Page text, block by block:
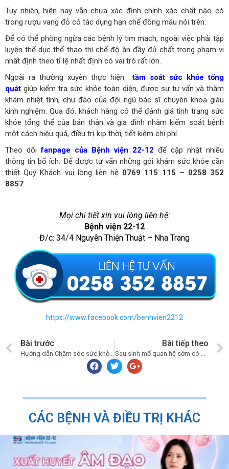
Tuy nhiên, hiện nay vẫn chưa xác định chính xác chất nào có
trong rượu vang đỏ có tác dụng hạn chế đông máu nói trên.
Để có thể phòng ngừa các bệnh lý tim mạch, ngoài việc phải tập
luyện thể dục thể thao thì chế độ ăn đầy đủ chất trong phạm vi
nhất định theo tỉ lệ nhất định có vai trò rất lớn.
Ngoài ra thường xuyên thực hiện
tầm soát sức khỏe tổng
quát giúp kiểm tra sức khỏe toàn diện, được sự tư vấn và thăm
khám nhiệt tình, chu đáo của đội ngũ bác sĩ chuyên khoa giàu
kinh nghiệm. Qua đó, khách hàng có thể đánh giá tình trạng sức
khỏe tổng thể của bản thân và gia đình nhằm kiểm soát bệnh
một cách hiệu quả, điều trị kịp thời, tiết kiệm chi phí.
Theo dõi fanpage của Bệnh viện 22-12 để cập nhật nhiều
thông tin bổ ích. Để được tư vấn những gói khám sức khỏe cần
thiết Quý Khách vui lòng liên hệ 0769 115 115 – 0258 352
8857
Mọi chi tiết xin vui lòng liên hệ:
Bệnh viện 22-12
Đ/c: 34/4 Nguyễn Thiện Thuật – Nha Trang
https://www.facebook.com/benhvien2212
Bài trước Bài tiếp theo
CÁC BỆNH VÀ ĐIỀU TRỊ KHÁC